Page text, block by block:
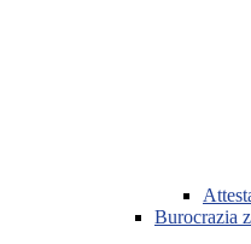
Burocrazia